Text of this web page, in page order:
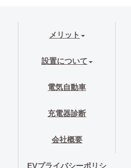
メリット
設置について
電気自動車
充電器診断
会社概要
EVプライバシーポリシ